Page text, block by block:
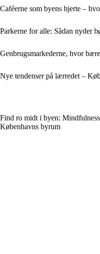
Caféerne som byens hjerte –
Parkerne for alle: Sådan nyder
Genbrugsmarkederne, hvor
Nye tendenser på lærredet –
Find ro midt i byen:
Københavns byrum